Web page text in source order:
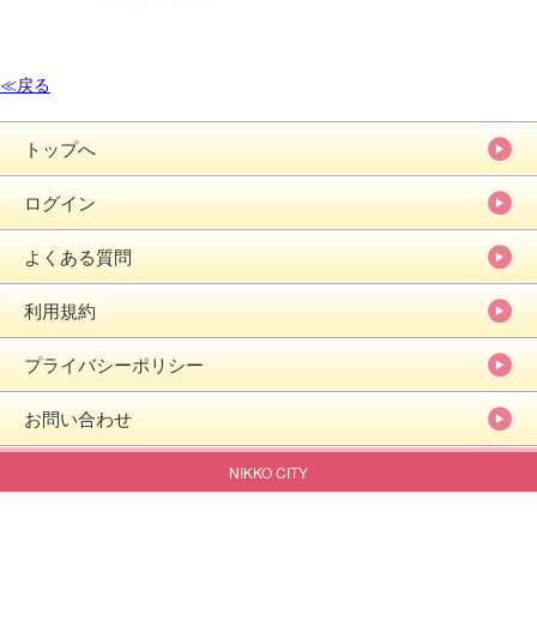
≪戻る
トップへ
ログイン
よくある質問
利用規約
プライバシーポリシー
お問い合わせ
NIKKO CITY